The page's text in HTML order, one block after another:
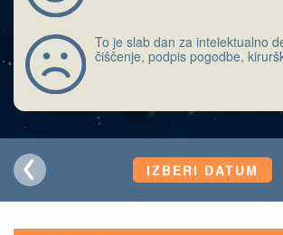
To je slab dan za intelektualno
čiščenje, podpis pogodbe,
IZBERI DATUM